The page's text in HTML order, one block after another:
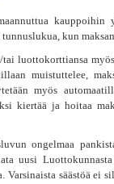
kun
luottokorttiansa
muistuttelee,
myös
kiertää ja hoitaa
ongelmaa
uusi Luottokunnasta
säästöä ei